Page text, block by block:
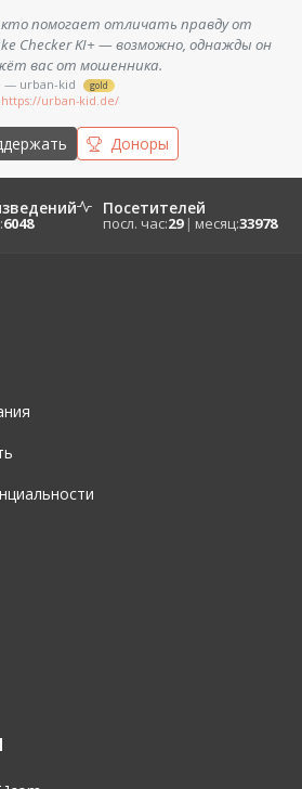
помогает отличать правду от
Checker KI+ — возможно, однажды он
вас от мошенника.
— urban-kid gold
https://urban-kid.de/
Доноры
6048
Посетителей
посл. час:29 | месяц:33978